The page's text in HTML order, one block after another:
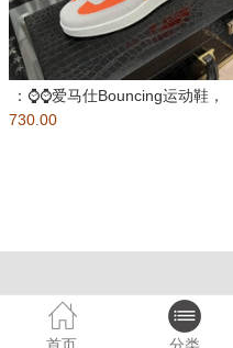
：⌚️⌚️爱马仕Bouncing运动鞋，
男士休闲运动鞋，鞋面
730.00